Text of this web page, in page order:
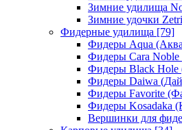
Зимние удилища
Зимние удочки
Фидерные удилища [79]
Фидеры Aqua
Фидеры Cara Noble
Фидеры Black Hole
Фидеры Daiwa
Фидеры Favorite
Фидеры Kosadaka
Вершинки для